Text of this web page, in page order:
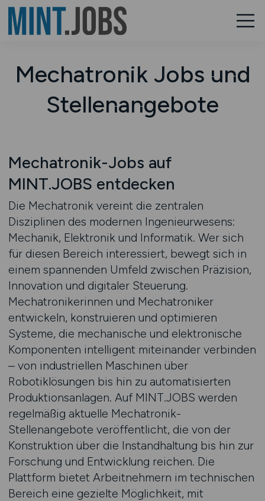
Mechatronik Jobs und
Stellenangebote
Mechatronik-Jobs auf
MINT.JOBS entdecken
Die Mechatronik vereint die zentralen
Disziplinen des modernen Ingenieurwesens:
Mechanik, Elektronik und Informatik. Wer sich
für diesen Bereich interessiert, bewegt sich in
einem spannenden Umfeld zwischen Präzision,
Innovation und digitaler Steuerung.
Mechatronikerinnen und Mechatroniker
entwickeln, konstruieren und optimieren
Systeme, die mechanische und elektronische
Komponenten intelligent miteinander verbinden
– von industriellen Maschinen über
Robotiklösungen bis hin zu automatisierten
Produktionsanlagen. Auf MINT.JOBS werden
regelmäßig aktuelle Mechatronik-
Stellenangebote veröffentlicht, die von der
Konstruktion über die Instandhaltung bis hin zur
Forschung und Entwicklung reichen. Die
Plattform bietet Arbeitnehmern im technischen
Bereich eine gezielte Möglichkeit, mit